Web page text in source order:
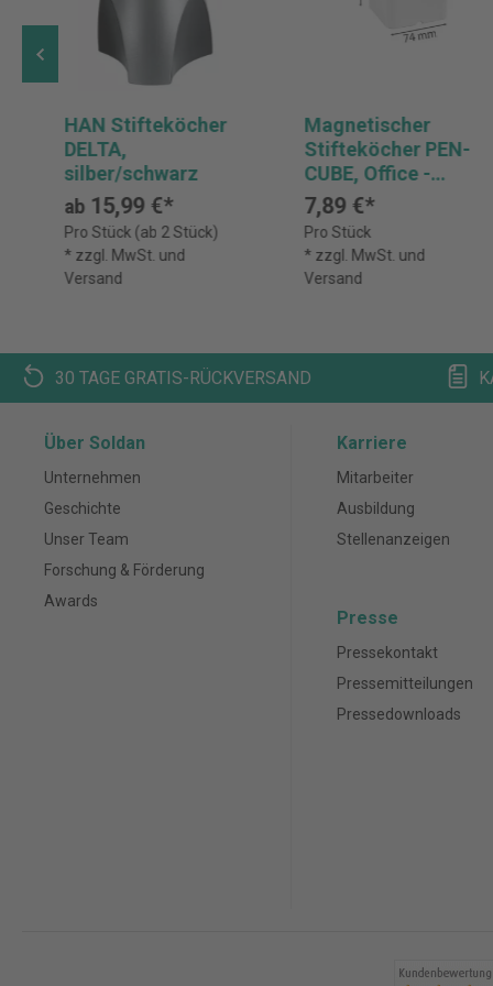
HAN Stifteköcher
DELTA,
silber/schwarz
ab15,99 €*
Pro Stück (ab 2 Stück)
* zzgl. MwSt. und
Versand
Magnetischer
Stifteköcher PEN-
CUBE, Office -
Weiß
7,89 €*
Pro Stück
* zzgl. MwSt. und
Versand
30 TAGE GRATIS-RÜCKVERSAND
Über Soldan
Unternehmen
Geschichte
Unser Team
Forschung & Förderung
Awards
Karriere
Mitarbeiter
Ausbildung
Stellenanzeigen
Presse
Pressekontakt
Pressemitteilungen
Pressedownloads